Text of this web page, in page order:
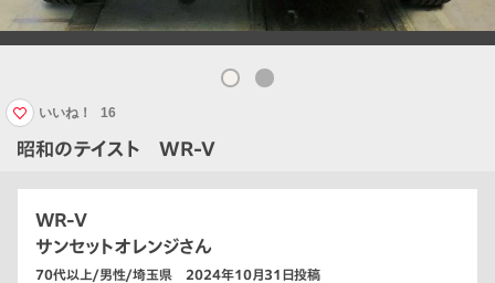
昭和のテイスト WR-V
いいね！ 16
WR-V
サンセットオレンジさん
70代以上/男性/埼玉県 2024年10月31日投稿